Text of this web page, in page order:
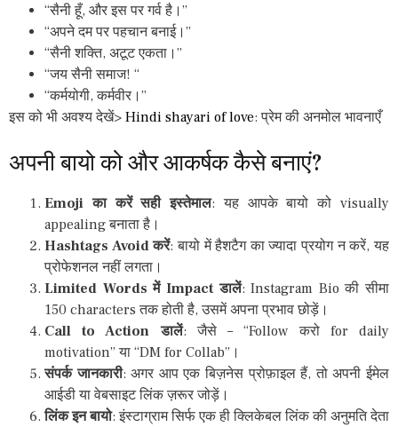
“सैनी हूँ, और इस पर गर्व है।”
“अपने दम पर पहचान बनाई।”
“सैनी शक्ति, अटूट एकता।”
“जय सैनी समाज! “
“कर्मयोगी, कर्मवीर।”
इस को भी अवश्य देखें> Hindi shayari of love: प्रेम की अनमोल भावनाएँ
अपनी बायो को और आकर्षक कैसे बनाएं?
Emoji का करें सही इस्तेमाल: यह आपके बायो को visually
appealing बनाता है।
Hashtags Avoid करें: बायो में हैशटैग का ज्यादा प्रयोग न करें, यह
प्रोफेशनल नहीं लगता।
Limited Words में Impact डालें: Instagram Bio की सीमा
150 characters तक होती है, उसमें अपना प्रभाव छोड़ें।
Call to Action डालें: जैसे – “Follow करो for daily
motivation” या “DM for Collab”।
संपर्क जानकारी: अगर आप एक बिज़नेस प्रोफ़ाइल हैं, तो अपनी ईमेल
आईडी या वेबसाइट लिंक ज़रूर जोड़ें।
लिंक इन बायो: इंस्टाग्राम सिर्फ एक ही क्लिकेबल लिंक की अनुमति देता